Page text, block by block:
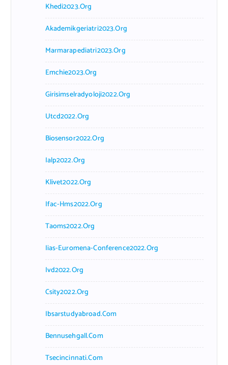
Khedi2023.org
Akademikgeriatri2023.org
Marmarapediatri2023.org
Emchie2023.org
Girisimselradyoloji2022.org
Utcd2022.org
Biosensor2022.org
Ialp2022.org
Klivet2022.org
Ifac-Hms2022.org
Taoms2022.org
Iias-Euromena-Conference2022.org
Ivd2022.org
Csity2022.org
Ibsarstudyabroad.com
Bennusehgall.com
Tsecincinnati.com